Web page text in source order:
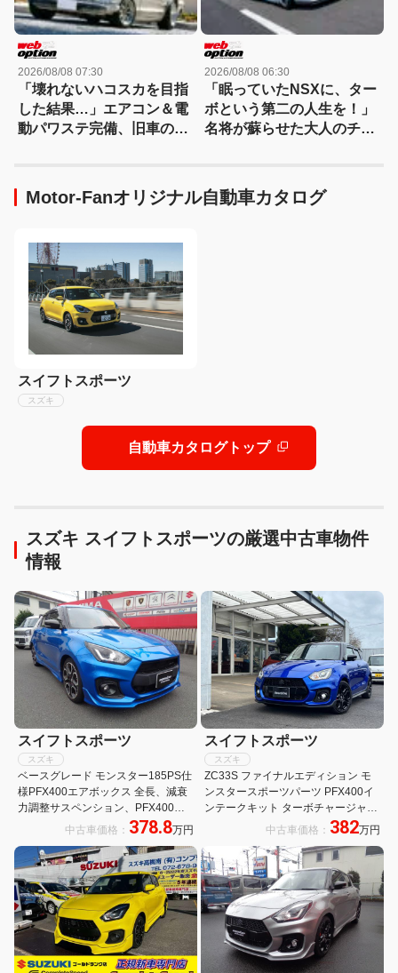
2026/08/08 07:30
「壊れないハコスカを目指
した結果…」エアコン＆電
動パワステ完備、旧車の常
2026/08/08 06:30
「眠っていたNSXに、ター
ボという第二の人生を！」
名将が蘇らせた大人のチュ
Motor-Fanオリジナル自動車カタログ
スイフトスポーツ
スズキ
自動車カタログトップ
スズキ スイフトスポーツの厳選中古車物件
情報
スイフトスポーツ
スズキ
ベースグレード モンスター185PS仕
様PFX400エアボックス 全長、減衰
力調整サスペンション、PFX400エ
アボックス、エンジンECU書き換え
中古車価格： 378.8万円
スイフトスポーツ
スズキ
ZC33S ファイナルエディション モ
ンスタースポーツパーツ PFX400イ
ンテークキット ターボチャージャー
MXK20 SpーXデュアルスポーツマフ
ラー カーボンGTウイング セキュリ
ティ ドラレコ 全方位カメラ セイフ
ティーサポート
中古車価格： 382万円